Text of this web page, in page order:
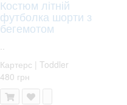
Костюм літній
футболка шорти з
бегемотом
Картерс | Toddler
480 грн